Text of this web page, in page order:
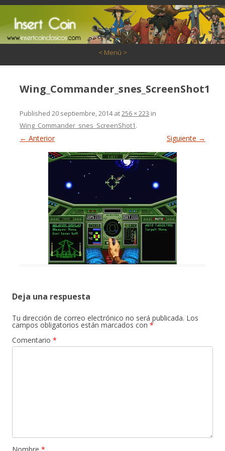
< Menú >
Wing_Commander_snes_ScreenShot1
Published20 septiembre, 2014at256 × 223 in
Wing_Commander_snes_ScreenShot1.
← Anterior Siguiente →
Deja una respuesta
Tu dirección de correo electrónico no será publicada. Los
campos obligatorios están marcados con *
Comentario *